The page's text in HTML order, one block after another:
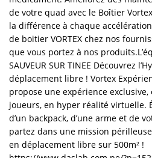
de votre quad avec le Boîtier
la différence à chaque
de boitier VORTEX chez nos
que vous portez à nos
SAUVEUR SUR TINEE Découvrez
déplacement libre ! Vortex
propose une expérience
joueurs, en hyper réalité virtuelle.
d’un backpack, d’une arme et de
partez dans une mission
en déplacement libre sur 500m² !